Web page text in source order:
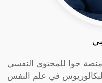
منصة جوا للمحتوى النفسي
في علم النفس